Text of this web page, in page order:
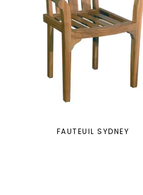
FAUTEUIL SYDNEY